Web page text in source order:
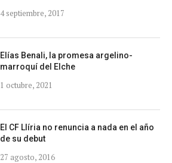
4 septiembre, 2017
Elías Benali, la promesa argelino-
marroquí del Elche
1 octubre, 2021
El CF Llíria no renuncia a nada en el año
de su debut
27 agosto, 2016